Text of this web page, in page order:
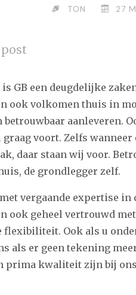
TON 27
GB een deugdelijke
ook volkomen thuis in
aanleveren.
voort. Zelfs
daar staan wij voor.
de grondlegger zelf.
vergaande expertise
ook geheel vertrouwd
flexibiliteit. Ook als u
als er geen tekening
kwaliteit zijn bij